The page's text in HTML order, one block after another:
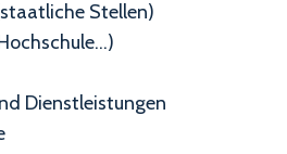
Stellen)
Dienstleistungen